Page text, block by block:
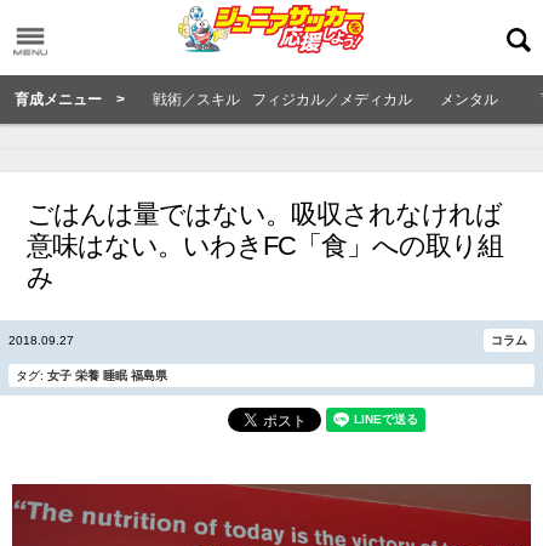
育成メニュー > 戦術／スキル フィジカル／メディカル メンタル
ごはんは量ではない。吸収されなければ
意味はない。いわきFC「食」への取り組
み
2018.09.27 コラム
タグ: 女子 栄養 睡眠 福島県